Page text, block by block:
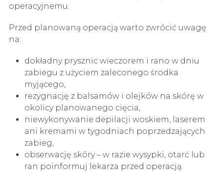
operacyjnemu.
Przed planowaną operacją warto zwrócić uwagę
na:
dokładny prysznic wieczorem i rano w dniu
zabiegu z użyciem zaleconego środka
myjącego,
rezygnację z balsamów i olejków na skórę w
okolicy planowanego cięcia,
niewykonywanie depilacji woskiem, laserem
ani kremami w tygodniach poprzedzających
zabieg,
obserwację skóry – w razie wysypki, otarć lub
ran poinformuj lekarza przed operacją.